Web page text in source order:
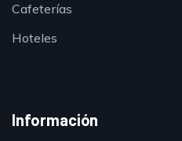
Cafeterías
Hoteles
Información